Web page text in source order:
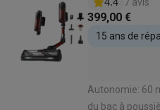
399,00 €
15 ans de
Autonomie: 60
du bac à